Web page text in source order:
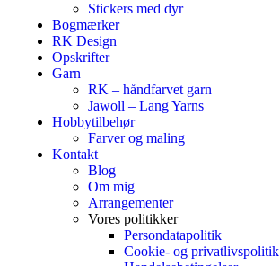
Stickers med dyr
Bogmærker
RK Design
Opskrifter
Garn
RK – håndfarvet garn
Jawoll – Lang Yarns
Hobbytilbehør
Farver og maling
Kontakt
Blog
Om mig
Arrangementer
Vores politikker
Persondatapolitik
Cookie- og privatlivspolitik